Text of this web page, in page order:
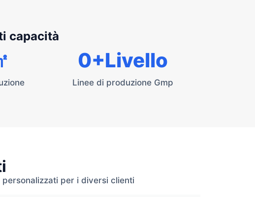
capacità
Linee di produzione Gmp
0+Livello
per i diversi clienti